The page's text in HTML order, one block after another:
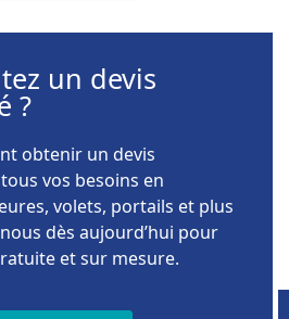
un devis
?
obtenir un devis
vos besoins en
volets, portails et plus
dès aujourd’hui pour
et sur mesure.